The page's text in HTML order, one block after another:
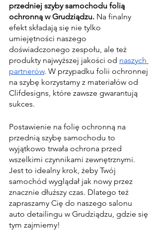
przedniej szyby samochodu folią
ochronną w Grudziądzu. Na finalny
efekt składają się nie tylko
umiejętności naszego
doświadczonego zespołu, ale też
produkty najwyższej jakości od naszych
partnerów. W przypadku folii ochronnej
na szybę korzystamy z materiałów od
Clifdesigns, które zawsze gwarantują
sukces.
Postawienie na folię ochronną na
przednią szybę samochodu to
wyjątkowo trwała ochrona przed
wszelkimi czynnikami zewnętrznymi.
Jest to idealny krok, żeby Twój
samochód wyglądał jak nowy przez
znacznie dłuższy czas. Dlatego też
zapraszamy Cię do naszego salonu
auto detailingu w Grudziądzu, gdzie się
tym zajmiemy!